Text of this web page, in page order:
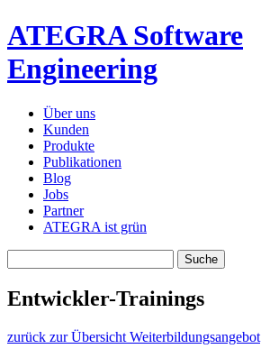
ATEGRA Software
Engineering
Über uns
Kunden
Produkte
Publikationen
Blog
Jobs
Partner
ATEGRA ist grün
Entwickler-Trainings
zurück zur Übersicht Weiterbildungsangebot